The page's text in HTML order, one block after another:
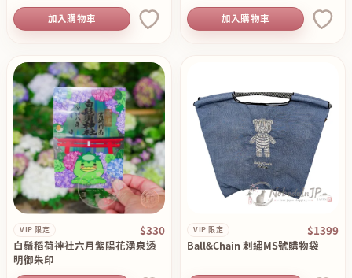
加入購物車 加入購物車
VIP 限定 $330
白鬚稻荷神社六月紫陽花湧泉透
明御朱印
VIP 限定 $1399
Ball&Chain 刺繡MS號購物袋